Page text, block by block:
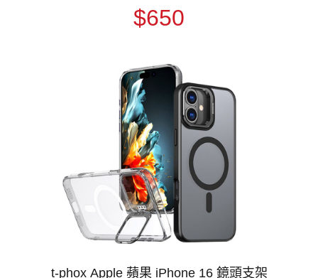
MagSafe
$650
t-phox Apple 蘋果 iPhone 16 鏡頭支架